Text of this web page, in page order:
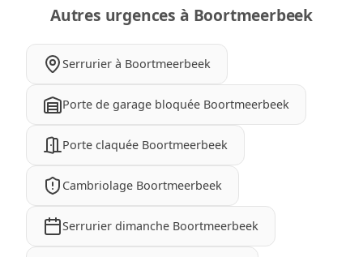
Autres urgences à Boortmeerbeek
Serrurier à Boortmeerbeek
Porte de garage bloquée Boortmeerbeek
Porte claquée Boortmeerbeek
Cambriolage Boortmeerbeek
Serrurier dimanche Boortmeerbeek